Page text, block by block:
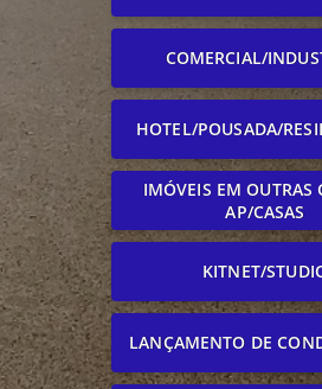
COMERCIAL/
HOTEL/POUSADA/
IMÓVEIS EM OUTRAS
AP/CASAS
KITNET/
LANÇAMENTO DE